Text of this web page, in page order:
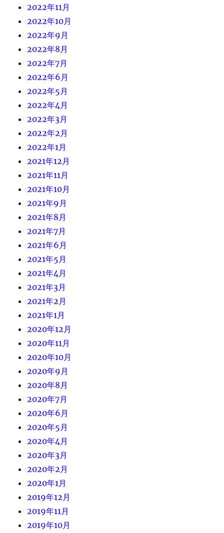
2022年11月
2022年10月
2022年9月
2022年8月
2022年7月
2022年6月
2022年5月
2022年4月
2022年3月
2022年2月
2022年1月
2021年12月
2021年11月
2021年10月
2021年9月
2021年8月
2021年7月
2021年6月
2021年5月
2021年4月
2021年3月
2021年2月
2021年1月
2020年12月
2020年11月
2020年10月
2020年9月
2020年8月
2020年7月
2020年6月
2020年5月
2020年4月
2020年3月
2020年2月
2020年1月
2019年12月
2019年11月
2019年10月